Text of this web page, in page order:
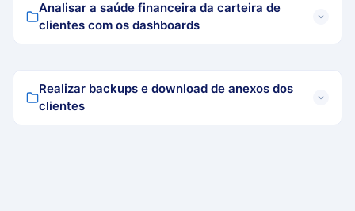
Analisar a saúde financeira da carteira de
clientes com os dashboards
Realizar backups e download de anexos dos
clientes